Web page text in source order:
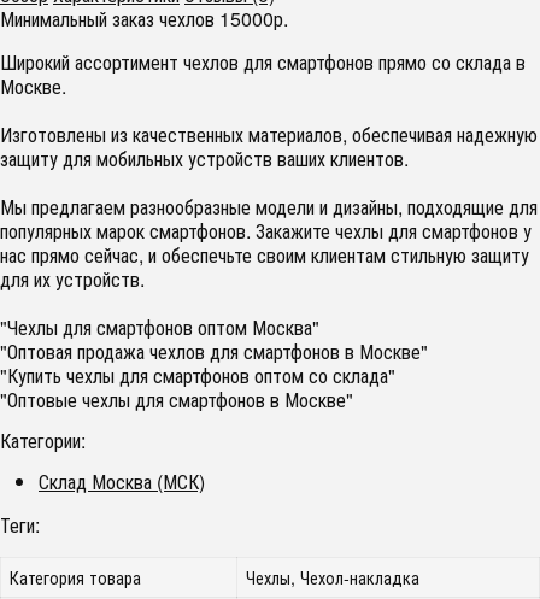
Минимальный заказ чехлов 15000р.
Широкий ассортимент чехлов для смартфонов прямо со склада в
Москве.
Изготовлены из качественных материалов, обеспечивая надежную
защиту для мобильных устройств ваших клиентов.
Мы предлагаем разнообразные модели и дизайны, подходящие для
популярных марок смартфонов. Закажите чехлы для смартфонов у
нас прямо сейчас, и обеспечьте своим клиентам стильную защиту
для их устройств.
"Чехлы для смартфонов оптом Москва"
"Оптовая продажа чехлов для смартфонов в Москве"
"Купить чехлы для смартфонов оптом со склада"
"Оптовые чехлы для смартфонов в Москве"
Категории:
Склад Москва (МСК)
Теги:
Категория товара
Чехлы, Чехол-накладка